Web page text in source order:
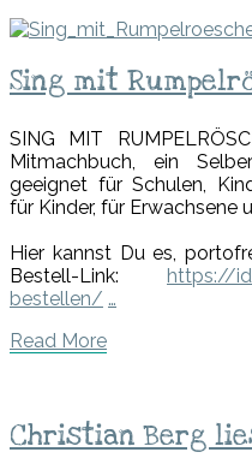
Sing
mit
Sing mit
SING MIT
Mitmachbuch, ein
geeignet für Schulen,
für Kinder, für Erwachsene
Hier kannst Du es,
Bestell-Link: https://
bestellen/ …
Read MoreRead
Christian
Berg
Christian Berg